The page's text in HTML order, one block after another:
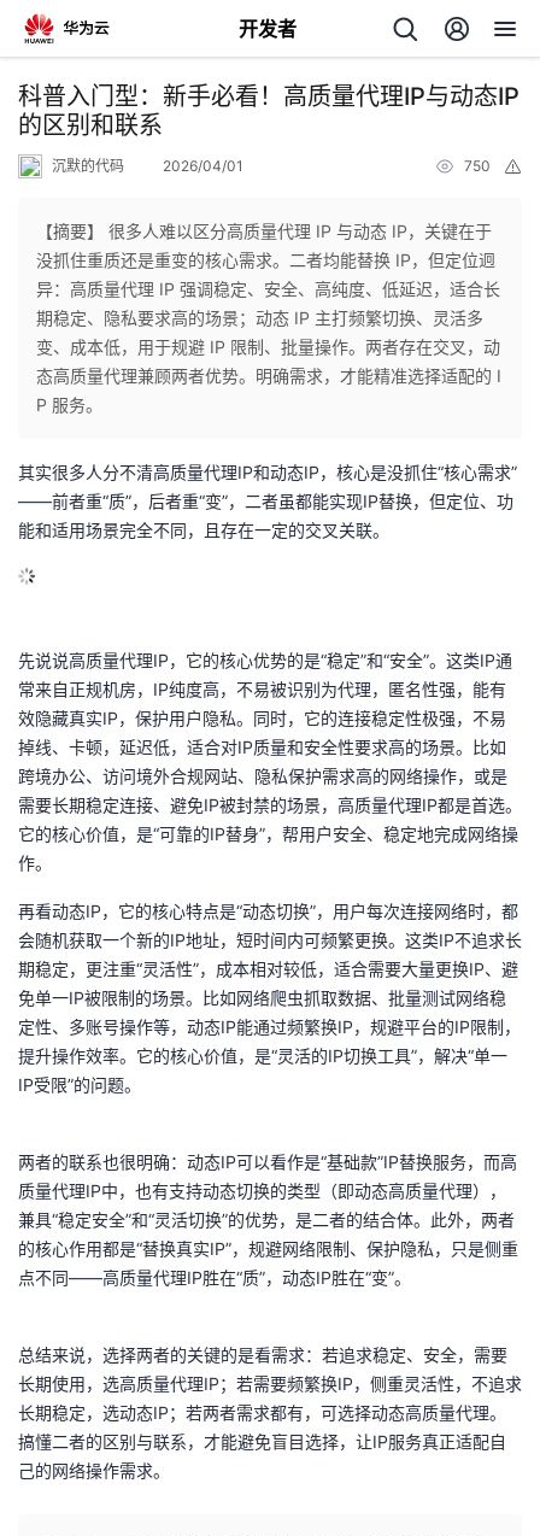
开发者
返
回
个
人
主
页
我
的
开
发
者
的
博
客
我
的
论
我
的
子
我
直
的
动
我
关
我
的
开
发
学
堂
我
课
程
的
认
证
我
的
实
我
的
藏
我
的
Programs
我
的
持
我
的
术
持
我
云
建
科普入门型：新手必看！高质量代理IP与动态IP
的区别和联系
沉默的代码 2026/04/01 750
【摘要】 很多人难以区分高质量代理 IP 与动态 IP，关键在于
没抓住重质还是重变的核心需求。二者均能替换 IP，但定位迥
异：高质量代理 IP 强调稳定、安全、高纯度、低延迟，适合长
期稳定、隐私要求高的场景；动态 IP 主打频繁切换、灵活多
变、成本低，用于规避 IP 限制、批量操作。两者存在交叉，动
态高质量代理兼顾两者优势。明确需求，才能精准选择适配的 I
P 服务。
其实很多人分不清高质量代理IP和动态IP，核心是没抓住“核心需求”
——前者重“质”，后者重“变”，二者虽都能实现IP替换，但定位、功
能和适用场景完全不同，且存在一定的交叉关联。
先说说高质量代理IP，它的核心优势的是“稳定”和“安全”。这类IP通
常来自正规机房，IP纯度高，不易被识别为代理，匿名性强，能有
效隐藏真实IP，保护用户隐私。同时，它的连接稳定性极强，不易
掉线、卡顿，延迟低，适合对IP质量和安全性要求高的场景。比如
跨境办公、访问境外合规网站、隐私保护需求高的网络操作，或是
需要长期稳定连接、避免IP被封禁的场景，高质量代理IP都是首选。
它的核心价值，是“可靠的IP替身”，帮用户安全、稳定地完成网络操
作。
再看动态IP，它的核心特点是“动态切换”，用户每次连接网络时，都
会随机获取一个新的IP地址，短时间内可频繁更换。这类IP不追求长
期稳定，更注重“灵活性”，成本相对较低，适合需要大量更换IP、避
免单一IP被限制的场景。比如网络爬虫抓取数据、批量测试网络稳
定性、多账号操作等，动态IP能通过频繁换IP，规避平台的IP限制，
提升操作效率。它的核心价值，是“灵活的IP切换工具”，解决“单一
IP受限”的问题。
两者的联系也很明确：动态IP可以看作是“基础款”IP替换服务，而高
质量代理IP中，也有支持动态切换的类型（即动态高质量代理），
兼具“稳定安全”和“灵活切换”的优势，是二者的结合体。此外，两者
的核心作用都是“替换真实IP”，规避网络限制、保护隐私，只是侧重
点不同——高质量代理IP胜在“质”，动态IP胜在“变”。
总结来说，选择两者的关键的是看需求：若追求稳定、安全，需要
长期使用，选高质量代理IP；若需要频繁换IP，侧重灵活性，不追求
长期稳定，选动态IP；若两者需求都有，可选择动态高质量代理。
搞懂二者的区别与联系，才能避免盲目选择，让IP服务真正适配自
己的网络操作需求。